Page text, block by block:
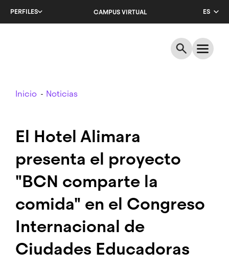
PERFILES CAMPUS VIRTUAL
ES
EN
Breadcrumb
Inicio Noticias
El Hotel Alimara
presenta el proyecto
"BCN comparte la
comida" en el Congreso
Internacional de
Ciudades Educadoras